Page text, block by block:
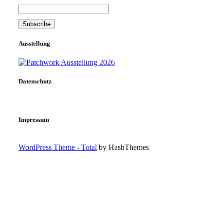
Ausstellung
Datenschutz
Impressum
WordPress Theme - Total by HashThemes